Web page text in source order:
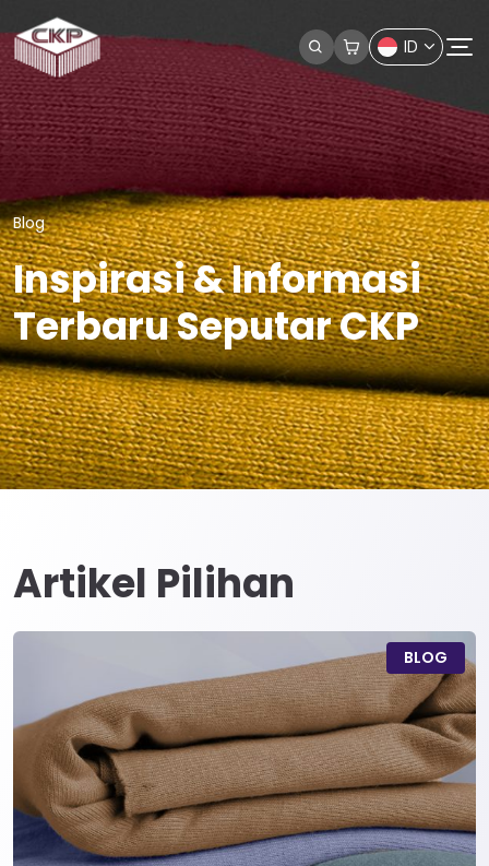
ID
Blog
Inspirasi & Informasi
Terbaru Seputar CKP
Artikel Pilihan
BLOG